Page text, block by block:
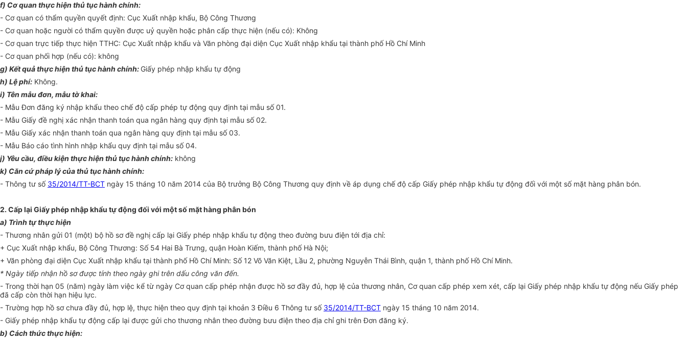
f) Cơ quan thực hiện thủ tục hành chính:
- Cơ quan có thẩm quyền quyết định: Cục Xuất nhập khẩu, Bộ Công Thương
- Cơ quan hoặc người có thẩm quyền được uỷ quyền hoặc phân cấp thực hiện (nếu có): Không
- Cơ quan trực tiếp thực hiện TTHC: Cục Xuất nhập khẩu và Văn phòng đại diện Cục Xuất nhập khẩu tại thành phố Hồ Chí Minh
- Cơ quan phối hợp (nếu có): không
g) Kết quả thực hiện thủ tục hành chính: Giấy phép nhập khẩu tự động
h) Lệ phí: Không.
i) Tên mẫu đơn, mẫu tờ khai:
- Mẫu Đơn đăng ký nhập khẩu theo chế độ cấp phép tự động quy định tại mẫu số 01.
- Mẫu Giấy đề nghị xác nhận thanh toán qua ngân hàng quy định tại mẫu số 02.
- Mẫu Giấy xác nhận thanh toán qua ngân hàng quy định tại mẫu số 03.
- Mẫu Báo cáo tình hình nhập khẩu quy định tại mẫu số 04.
j) Yêu cầu, điều kiện thực hiện thủ tục hành chính: không
k) Căn cứ pháp lý của thủ tục hành chính:
- Thông tư số 35/2014/TT-BCT ngày 15 tháng 10 năm 2014 của Bộ trưởng Bộ Công Thương quy định về áp dụng chế độ cấp Giấy phép nhập khẩu tự động đối với một số mặt hàng phân bón.
2. Cấp lại Giấy phép nhập khẩu tự động đối với một số mặt hàng phân bón
a) Trình tự thực hiện
- Thương nhân gửi 01 (một) bộ hồ sơ đề nghị cấp lại Giấy phép nhập khẩu tự động theo đường bưu điện tới địa chỉ:
+ Cục Xuất nhập khẩu, Bộ Công Thương: Số 54 Hai Bà Trưng, quận Hoàn Kiếm, thành phố Hà Nội;
+ Văn phòng đại diện Cục Xuất nhập khẩu tại thành phố Hồ Chí Minh: Số 12 Võ Văn Kiệt, Lầu 2, phường Nguyễn Thái Bình, quận 1, thành phố Hồ Chí Minh.
* Ngày tiếp nhận hồ sơ được tính theo ngày ghi trên dấu công văn đến.
- Trong thời hạn 05 (năm) ngày làm việc kể từ ngày Cơ quan cấp phép nhận được hồ sơ đầy đủ, hợp lệ của thương nhân, Cơ quan cấp phép xem xét, cấp lại Giấy phép nhập khẩu tự động nếu Giấy phép
đã cấp còn thời hạn hiệu lực.
- Trường hợp hồ sơ chưa đầy đủ, hợp lệ, thực hiện theo quy định tại khoản 3 Điều 6 Thông tư số 35/2014/TT-BCT ngày 15 tháng 10 năm 2014.
- Giấy phép nhập khẩu tự động cấp lại được gửi cho thương nhân theo đường bưu điện theo địa chỉ ghi trên Đơn đăng ký.
b) Cách thức thực hiện: